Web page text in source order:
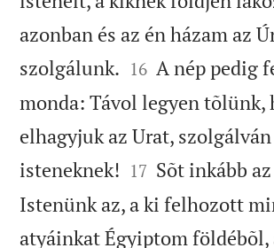
azonban és az én házam az
szolgálunk. 

16 A nép pedig
monda: Távol legyen tõlünk,
elhagyjuk az Urat,
isteneknek! 

17 Sõt inkább
Istenünk az, a ki felhozott
atyáinkat Égyiptom földébõl,